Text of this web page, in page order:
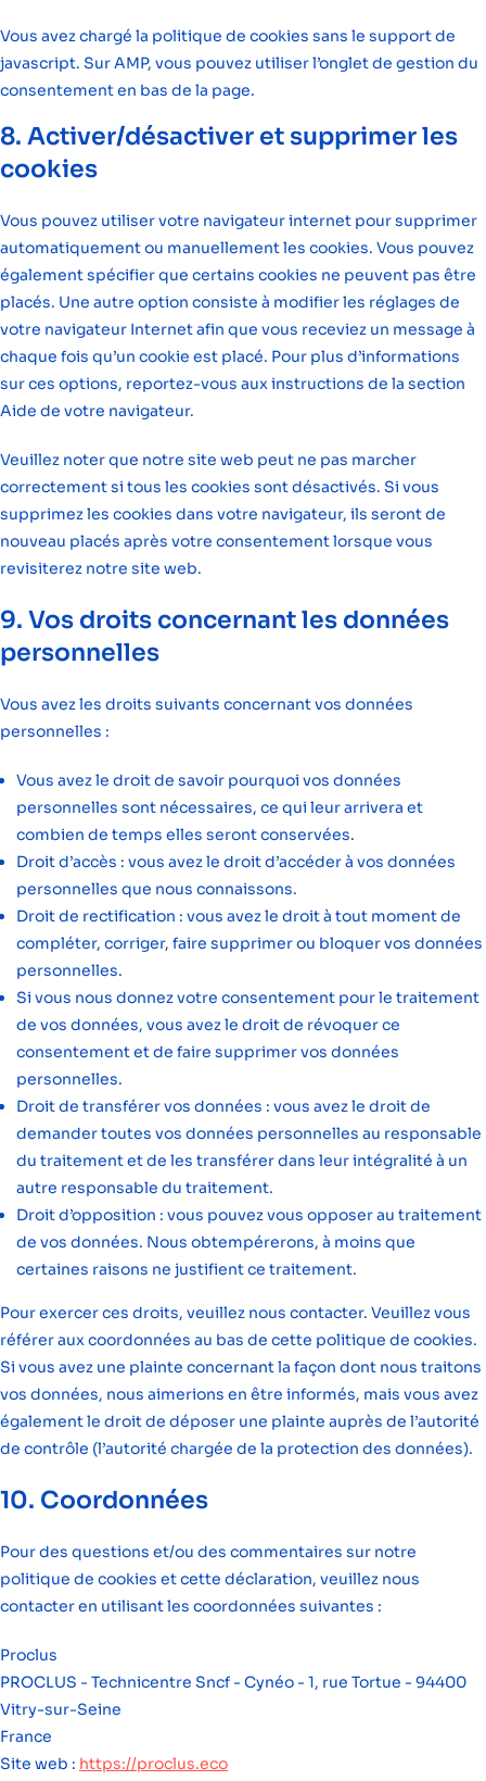
Vous avez chargé la politique de cookies sans le support de
javascript. Sur AMP, vous pouvez utiliser l’onglet de gestion du
consentement en bas de la page.
8. Activer/désactiver et supprimer les
cookies
Vous pouvez utiliser votre navigateur internet pour supprimer
automatiquement ou manuellement les cookies. Vous pouvez
également spécifier que certains cookies ne peuvent pas être
placés. Une autre option consiste à modifier les réglages de
votre navigateur Internet afin que vous receviez un message à
chaque fois qu’un cookie est placé. Pour plus d’informations
sur ces options, reportez-vous aux instructions de la section
Aide de votre navigateur.
Veuillez noter que notre site web peut ne pas marcher
correctement si tous les cookies sont désactivés. Si vous
supprimez les cookies dans votre navigateur, ils seront de
nouveau placés après votre consentement lorsque vous
revisiterez notre site web.
9. Vos droits concernant les données
personnelles
Vous avez les droits suivants concernant vos données
personnelles :
Vous avez le droit de savoir pourquoi vos données
personnelles sont nécessaires, ce qui leur arrivera et
combien de temps elles seront conservées.
Droit d’accès : vous avez le droit d’accéder à vos données
personnelles que nous connaissons.
Droit de rectification : vous avez le droit à tout moment de
compléter, corriger, faire supprimer ou bloquer vos données
personnelles.
Si vous nous donnez votre consentement pour le traitement
de vos données, vous avez le droit de révoquer ce
consentement et de faire supprimer vos données
personnelles.
Droit de transférer vos données : vous avez le droit de
demander toutes vos données personnelles au responsable
du traitement et de les transférer dans leur intégralité à un
autre responsable du traitement.
Droit d’opposition : vous pouvez vous opposer au traitement
de vos données. Nous obtempérerons, à moins que
certaines raisons ne justifient ce traitement.
Pour exercer ces droits, veuillez nous contacter. Veuillez vous
référer aux coordonnées au bas de cette politique de cookies.
Si vous avez une plainte concernant la façon dont nous traitons
vos données, nous aimerions en être informés, mais vous avez
également le droit de déposer une plainte auprès de l’autorité
de contrôle (l’autorité chargée de la protection des données).
10. Coordonnées
Pour des questions et/ou des commentaires sur notre
politique de cookies et cette déclaration, veuillez nous
contacter en utilisant les coordonnées suivantes :
Proclus
PROCLUS - Technicentre Sncf - Cynéo - 1, rue Tortue - 94400
Vitry-sur-Seine
France
Site web : https://proclus.eco